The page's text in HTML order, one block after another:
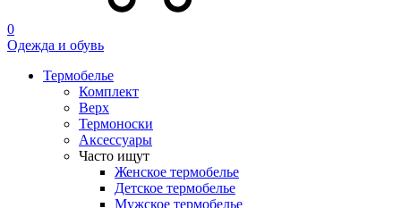
0
Одежда и обувь
Термобелье
Комплект
Верх
Термоноски
Аксессуары
Часто ищут
Женское термобелье
Детское термобелье
Мужское термобелье